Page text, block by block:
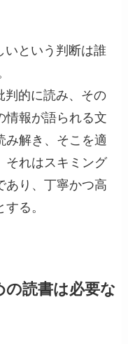
いという判断は誰
判的に読み、その
情報が語られる文
み解き、そこを適
それはスキミング
あり、丁寧かつ高
る。
の読書は必要な